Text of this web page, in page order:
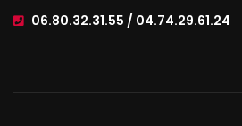
06.80.32.31.55 / 04.74.29.61.24